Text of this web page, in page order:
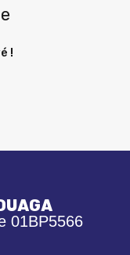
!
01BP5566